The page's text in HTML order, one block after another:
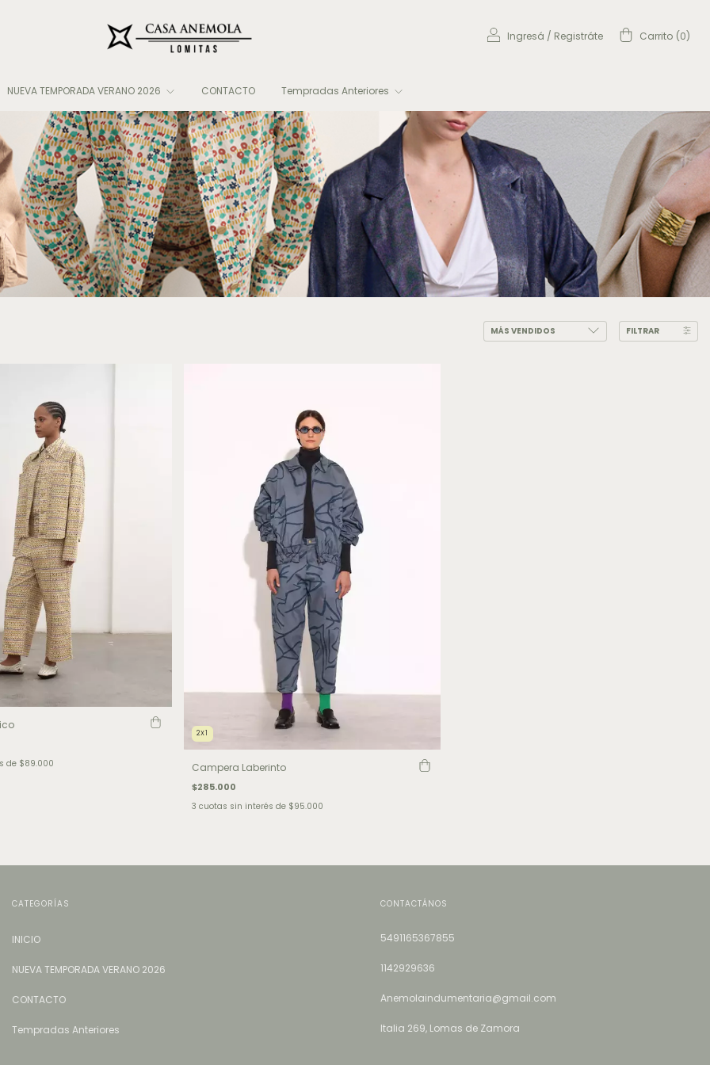
Ingresá / Registráte Carrito (0)
NUEVA TEMPORADA VERANO 2026 CONTACTO Tempradas Anteriores
FILTRAR
de $89.000
2X1
Campera Laberinto
$285.000
3 cuotas sin interés de $95.000
CATEGORÍAS
INICIO
NUEVA TEMPORADA VERANO 2026
CONTACTO
Tempradas Anteriores
CONTACTÁNOS
5491165367855
1142929636
Anemolaindumentaria@gmail.com
Italia 269, Lomas de Zamora